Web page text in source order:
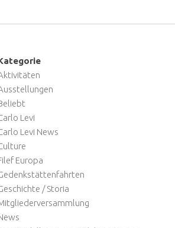
Levi
Levi News
Europa
/ Storia